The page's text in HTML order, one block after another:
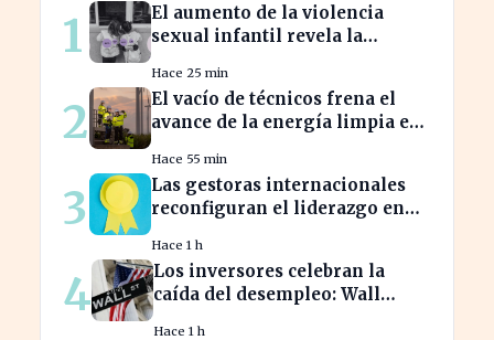
1
El aumento de la violencia
sexual infantil revela la
familiar
Hace 25 min
2
El vacío de técnicos frena el
avance de la energía limpia en
Hace 55 min
3
Las gestoras internacionales
reconfiguran el liderazgo en
nombrados?
Hace 1 h
4
Los inversores celebran la
caída del desempleo: Wall
Hace 1 h